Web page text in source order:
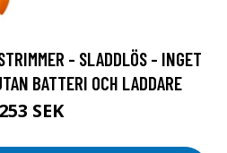
- SLADDLÖS - INGET
BATTERI OCH LADDARE
SEK